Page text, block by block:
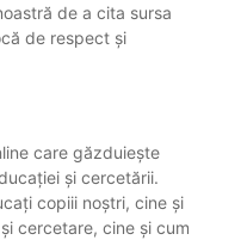
de a cita sursa
de respect și
care găzduiește
și cercetării.
copiii noștri, cine și
cercetare, cine și cum